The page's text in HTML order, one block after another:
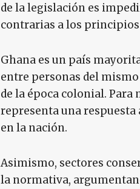
de la legislación es
contrarias a los principios
Ghana es un país
entre personas del
de la época colonial. Para
representa una
en la nación.
Asimismo, sectores
la normativa,